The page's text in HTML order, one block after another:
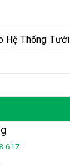
Hệ Thống Tưới